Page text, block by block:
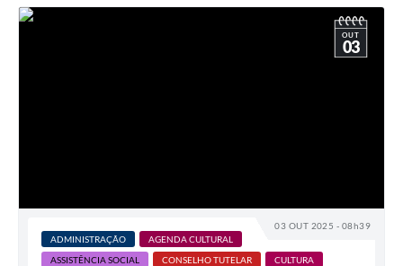
03 OUT 2025 - 08h39
OUT
03
ADMINISTRAÇÃO
AGENDA CULTURAL
ASSISTÊNCIA SOCIAL
CONSELHO TUTELAR
CULTURA